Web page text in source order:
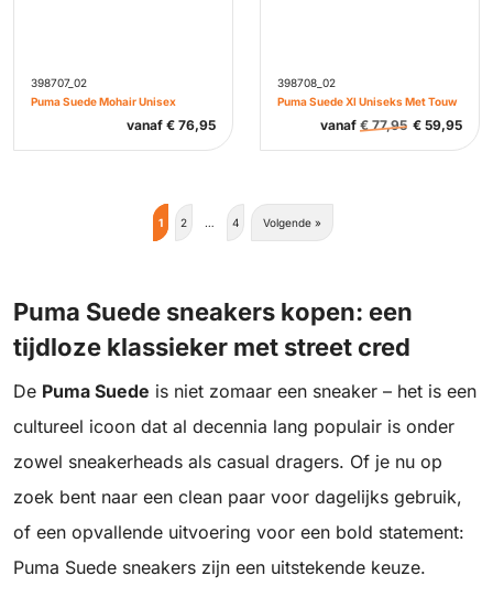
398707_02
Puma Suede Mohair Unisex
vanaf € 76,95
398708_02
Puma Suede Xl Uniseks Met Touw
vanaf €77,95 € 59,95
1 2 … 4 Volgende »
Puma Suede sneakers kopen: een
tijdloze klassieker met street cred
De Puma Suede is niet zomaar een sneaker – het is een
cultureel icoon dat al decennia lang populair is onder
zowel sneakerheads als casual dragers. Of je nu op
zoek bent naar een clean paar voor dagelijks gebruik,
of een opvallende uitvoering voor een bold statement:
Puma Suede sneakers zijn een uitstekende keuze.